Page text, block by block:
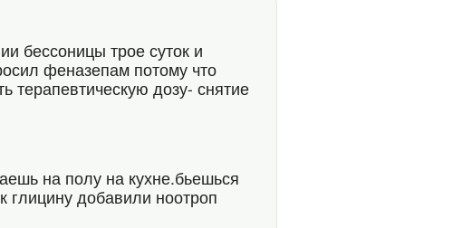
бессоницы трое суток и
феназепам потому что
дозу- снятие
на полу на кухне.бьешься
глицину добавили ноотроп